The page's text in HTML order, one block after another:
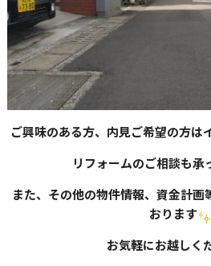
ご興味のある方、内見ご希望の方は
リフォームのご相談も承
また、その他の物件情報、資金計画
おります
お気軽にお越しく